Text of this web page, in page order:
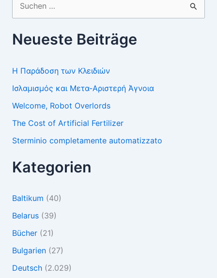
nach:
Neueste Beiträge
Η Παράδοση των Κλειδιών
Ισλαμισμός και Μετα-Αριστερή Άγνοια
Welcome, Robot Overlords
The Cost of Artificial Fertilizer
Sterminio completamente automatizzato
Kategorien
Baltikum (40)
Belarus(39)
Bücher(21)
Bulgarien(27)
Deutsch(2.029)